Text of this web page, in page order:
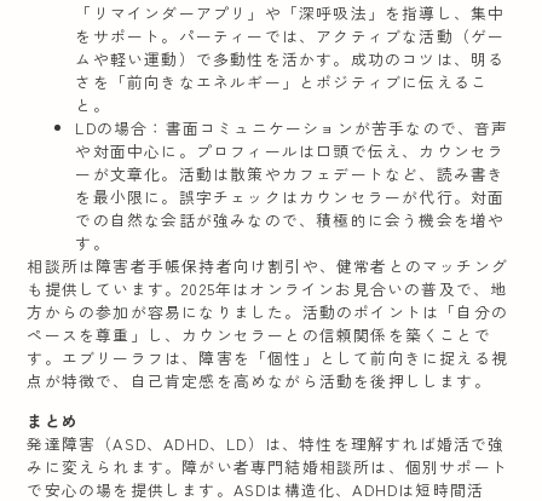
「リマインダーアプリ」や「深呼吸法」を指導し、集中
をサポート。パーティーでは、アクティブな活動（ゲー
ムや軽い運動）で多動性を活かす。成功のコツは、明る
さを「前向きなエネルギー」とポジティブに伝えるこ
と。
LDの場合 ：書面コミュニケーションが苦手なので、音声
や対面中心に。プロフィールは口頭で伝え、カウンセラ
ーが文章化。活動は散策やカフェデートなど、読み書き
を最小限に。誤字チェックはカウンセラーが代行。対面
での自然な会話が強みなので、積極的に会う機会を増や
す。
相談所は障害者手帳保持者向け割引や、健常者とのマッチング
も提供しています。2025年はオンラインお見合いの普及で、地
方からの参加が容易になりました。活動のポイントは「自分の
ペースを尊重」し、カウンセラーとの信頼関係を築くことで
す。 エブリーラフは、障害を「個性」として前向きに捉える視
点が特徴で、自己肯定感を高めながら活動を後押しします。
まとめ
発達障害（ASD、ADHD、LD）は、特性を理解すれば婚活で強
みに変えられます。障がい者専門結婚相談所は、個別サポート
で安心の場を提供します。ASDは構造化、ADHDは短時間活